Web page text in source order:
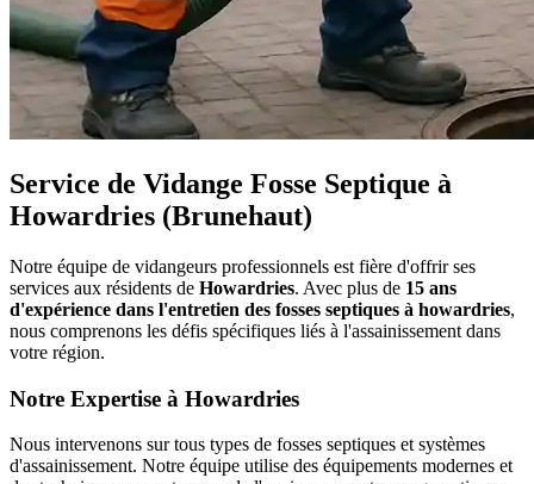
Service de Vidange Fosse Septique à
Howardries (Brunehaut)
Notre équipe de vidangeurs professionnels est fière d'offrir ses
services aux résidents de Howardries. Avec plus de 15 ans
d'expérience dans l'entretien des fosses septiques à howardries,
nous comprenons les défis spécifiques liés à l'assainissement dans
votre région.
Notre Expertise à Howardries
Nous intervenons sur tous types de fosses septiques et systèmes
d'assainissement. Notre équipe utilise des équipements modernes et